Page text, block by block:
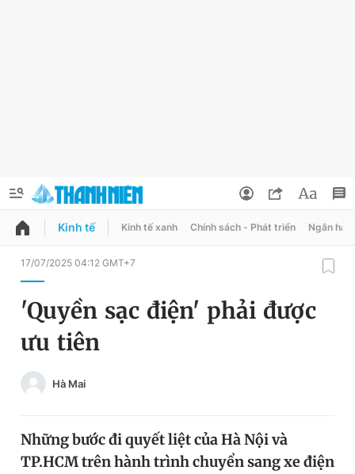
QUẢNG CÁO
Chuyên mục
Chuyên mục khác
Tin thị trường Tin 360
Đổi mật khẩu
Tin đã lưu
Tin đã xem
Đăng xuất
Kinh tế Kinh tế xanh Chính sách - Phát triển Ngân
17/07/2025 04:12 GMT+7
'Quyền sạc điện' phải được
ưu tiên
Hà Mai
Những bước đi quyết liệt của Hà Nội và
TP.HCM trên hành trình chuyển sang xe điện